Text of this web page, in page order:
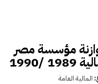
مؤسسة مصر
1990
المالية العامة